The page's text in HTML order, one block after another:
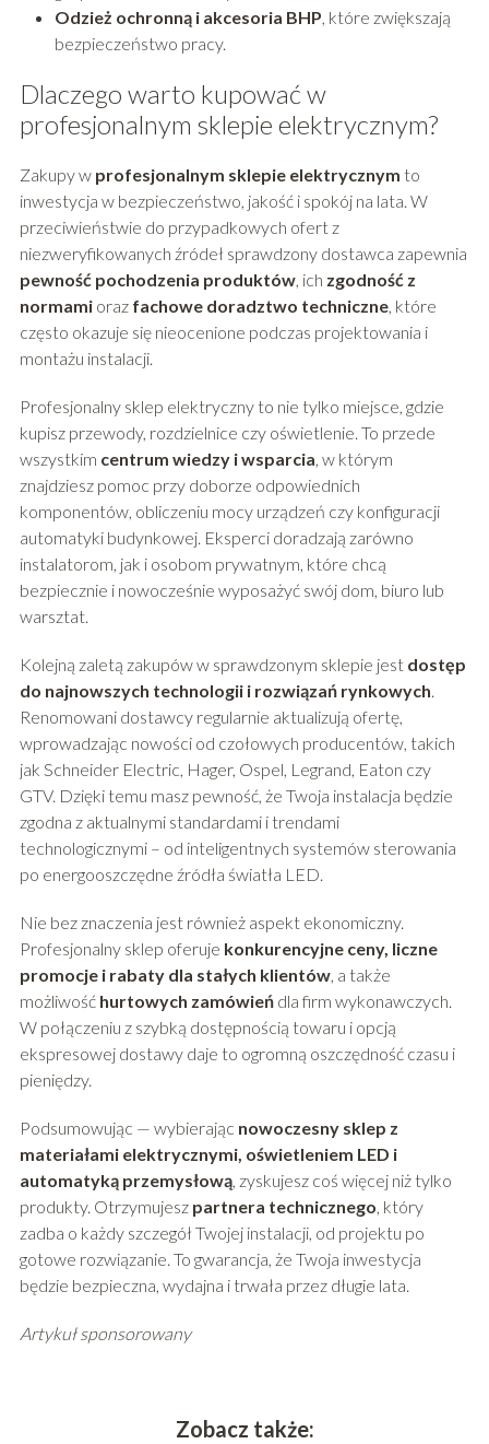
Odzież ochronną i akcesoria BHP, które zwiększają
bezpieczeństwo pracy.
Dlaczego warto kupować w
profesjonalnym sklepie elektrycznym?
Zakupy w profesjonalnym sklepie elektrycznym to
inwestycja w bezpieczeństwo, jakość i spokój na lata. W
przeciwieństwie do przypadkowych ofert z
niezweryfikowanych źródeł sprawdzony dostawca zapewnia
pewność pochodzenia produktów, ich zgodność z
normamioraz fachowe doradztwo techniczne, które
często okazuje się nieocenione podczas projektowania i
montażu instalacji.
Profesjonalny sklep elektryczny to nie tylko miejsce, gdzie
kupisz przewody, rozdzielnice czy oświetlenie. To przede
wszystkim centrum wiedzy i wsparcia, w którym
znajdziesz pomoc przy doborze odpowiednich
komponentów, obliczeniu mocy urządzeń czy konfiguracji
automatyki budynkowej. Eksperci doradzają zarówno
instalatorom, jak i osobom prywatnym, które chcą
bezpiecznie i nowocześnie wyposażyć swój dom, biuro lub
warsztat.
Kolejną zaletą zakupów w sprawdzonym sklepie jest dostęp
do najnowszych technologii i rozwiązań rynkowych.
Renomowani dostawcy regularnie aktualizują ofertę,
wprowadzając nowości od czołowych producentów, takich
jak Schneider Electric, Hager, Ospel, Legrand, Eaton czy
GTV. Dzięki temu masz pewność, że Twoja instalacja będzie
zgodna z aktualnymi standardami i trendami
technologicznymi – od inteligentnych systemów sterowania
po energooszczędne źródła światła LED.
Nie bez znaczenia jest również aspekt ekonomiczny.
Profesjonalny sklep oferuje konkurencyjne ceny, liczne
promocje i rabaty dla stałych klientów, a także
możliwość hurtowych zamówieńdla firm wykonawczych.
W połączeniu z szybką dostępnością towaru i opcją
ekspresowej dostawy daje to ogromną oszczędność czasu i
pieniędzy.
Podsumowując — wybierając nowoczesny sklep z
materiałami elektrycznymi, oświetleniem LED i
automatyką przemysłową, zyskujesz coś więcej niż tylko
produkty. Otrzymujesz partnera technicznego, który
zadba o każdy szczegół Twojej instalacji, od projektu po
gotowe rozwiązanie. To gwarancja, że Twoja inwestycja
będzie bezpieczna, wydajna i trwała przez długie lata.
Artykuł sponsorowany
Zobacz także: